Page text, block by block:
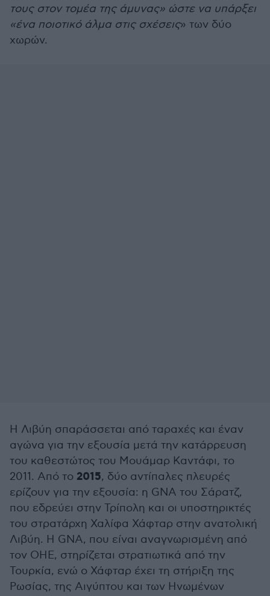
τους στον τομέα της άμυνας» ώστε να υπάρξει
«ένα ποιοτικό άλμα στις σχέσεις» των δύο
χωρών.
Η Λιβύη σπαράσσεται από ταραχές και έναν
αγώνα για την εξουσία μετά την κατάρρευση
του καθεστώτος του Μουάμαρ Καντάφι, το
2011. Από το 2015, δύο αντίπαλες πλευρές
ερίζουν για την εξουσία: η GNA του Σάρατζ,
που εδρεύει στην Τρίπολη και οι υποστηρικτές
του στρατάρχη Χαλίφα Χάφταρ στην ανατολική
Λιβύη. Η GNA, που είναι αναγνωρισμένη από
τον ΟΗΕ, στηρίζεται στρατιωτικά από την
Τουρκία, ενώ ο Χάφταρ έχει τη στήριξη της
Ρωσίας, της Αιγύπτου και των Ηνωμένων